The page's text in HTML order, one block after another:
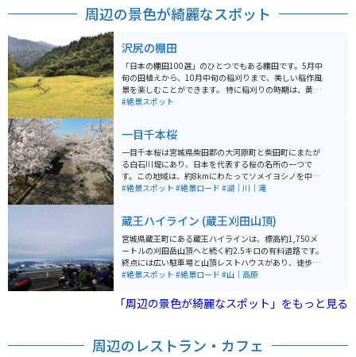
周辺の景色が綺麗なスポット
沢尻の棚田
「日本の棚田100選」のひとつでもある棚田です。5月中
旬の田植えから、10月中旬の稲刈りまで、美しい稲作風
景を楽しむことができます。 特に稲刈りの時期は、黄金
に染まる棚田の絶景を見ることができてオススメ。宮城
#絶景スポット
一目千本桜
一目千本桜は宮城県柴田郡の大河原町と柴田町にまたが
る白石川堤にあり、日本を代表する桜の名所の一つで
す。この地域は、約8kmにわたってソメイヨシノを中心
とした桜並木が続き、春には美しい桜が咲き誇ります。
見られます。 大正12年に高山開治郎氏によって寄贈され
た千本余りの桜が植樹されたことが始まりで、現在では
町のシンボル的存在となっています。一目千本桜は「さ
くら名所百選」にも選ばれており、開花時期には多くの
観光客で賑わいます。 開花時期には、残雪を頂く蔵王連
しい春の景色が堪能できます。白石川堤一目千本桜は、
桜の美しさを堪能するだけでなく、日本の自然の美しさ
#絶景スポット #絶景ロード #湖｜川｜滝
蔵王ハイライン (蔵王刈田山頂)
宮城県蔵王町にある蔵王ハイラインは、標高約1,750メ
ートルの刈田岳山頂へと続く約2.5キロの有料道路です。
終点には広い駐車場と山頂レストハウスがあり、徒歩数
分で火口湖「御釜」を望む展望台に到着します。道路は
遠く太平洋まで見渡せる絶景が広がります。 終点には駐
車場と県営山頂レストハウスが完備されています。バリ
行くことができます。 バイクで訪れると、ワインディン
#絶景スポット #絶景ロード #山｜高原
「周辺の景色が綺麗なスポット」をもっと見る
周辺のレストラン・カフェ